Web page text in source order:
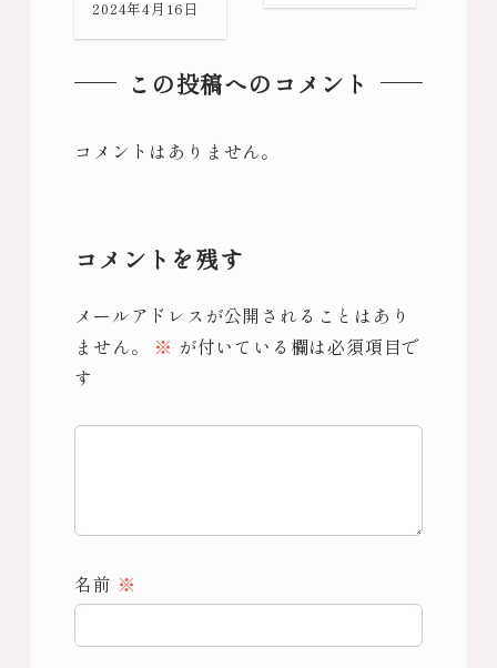
2024年4月16日
この投稿へのコメント
コメントはありません。
コメントを残す
メールアドレスが公開されることはあり
ません。
※ が付いている欄は必須項目で
す
名前 ※